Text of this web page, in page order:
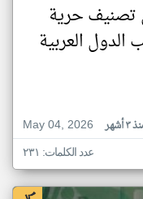
تصنيف حرية
الدول العربية
May 04, 2026
٣ أشهر
عدد الكلمات: ٢٣١